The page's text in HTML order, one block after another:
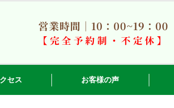
営業時間｜10：00~19：00
【完全予約制・不定休】
セス お客様の声